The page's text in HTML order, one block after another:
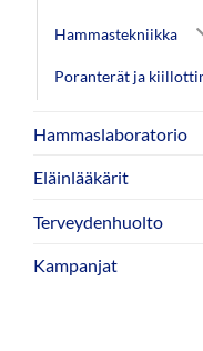
Hammastekniikka
Poranterät ja
Hammaslaboratorio
Eläinlääkärit
Terveydenhuolto
Kampanjat